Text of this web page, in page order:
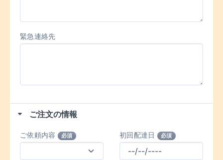
緊急連絡先
ご注文の情報
ご依頼内容 必須 初回配達日 必須